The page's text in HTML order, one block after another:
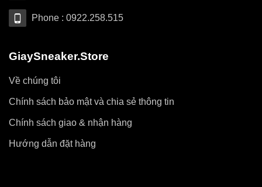
Phone : 0922.258.515
GiaySneaker.Store
Về chúng tôi
Chính sách bảo mật và chia sẻ thông tin
Chính sách giao & nhận hàng
Hướng dẫn đặt hàng